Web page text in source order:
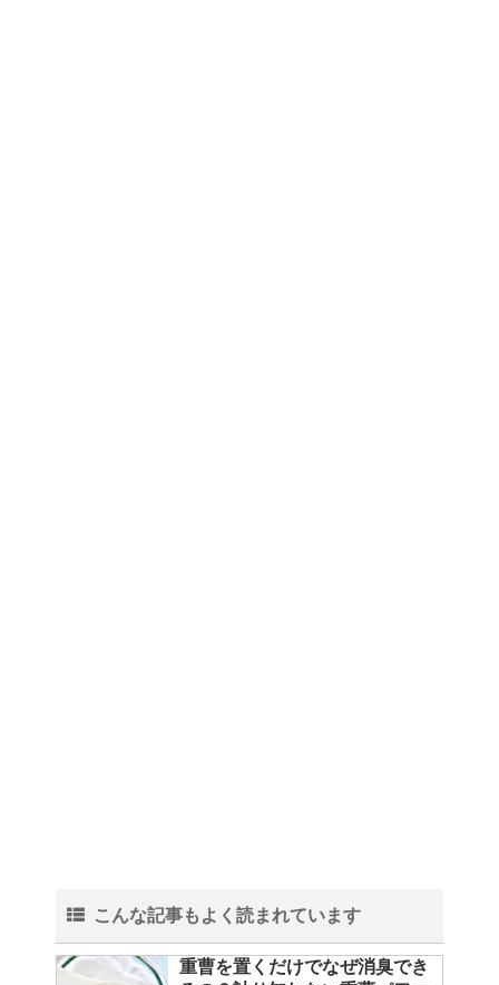
こんな記事もよく読まれています
重曹を置くだけでなぜ消臭でき